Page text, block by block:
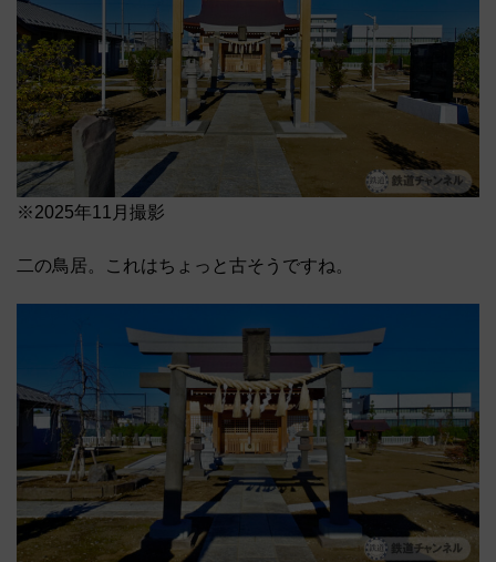
※2025年11月撮影
二の鳥居。これはちょっと古そうですね。